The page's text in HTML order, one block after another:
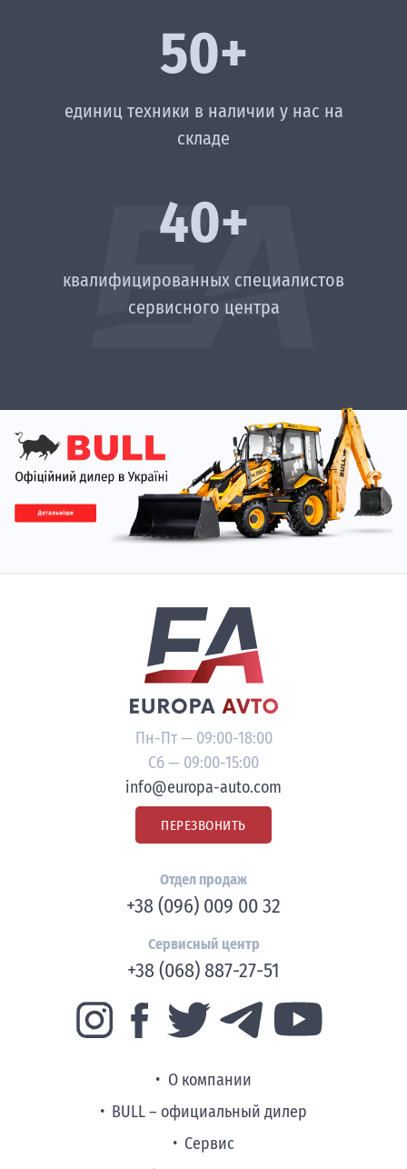
50+
единиц техники в наличии у нас на
складе
40+
квалифицированных специалистов
сервисного центра
Пн-Пт — 09:00-18:00
Сб — 09:00-15:00
info@europa-auto.com
ПЕРЕЗВОНИТЬ
Отдел продаж
+38 (096) 009 00 32
Сервисный центр
+38 (068) 887-27-51
О компании
BULL – официальный дилер
Сервис